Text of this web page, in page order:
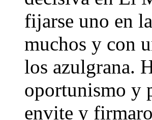
fijarse uno en
muchos y con
los azulgrana.
oportunismo y
envite y